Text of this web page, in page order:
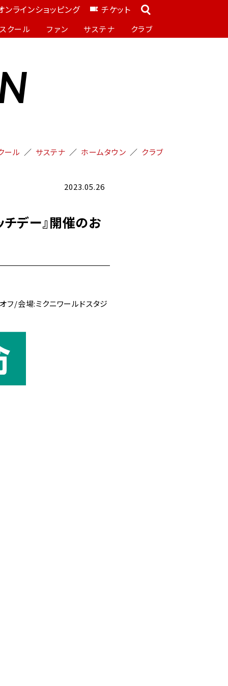
ンラインショッピング チケット
クール ファン サステナ クラブ
ール サステナ ホームタウン クラブ
2023.05.26
デー』開催のお
/会場:ミクニワールドスタジ